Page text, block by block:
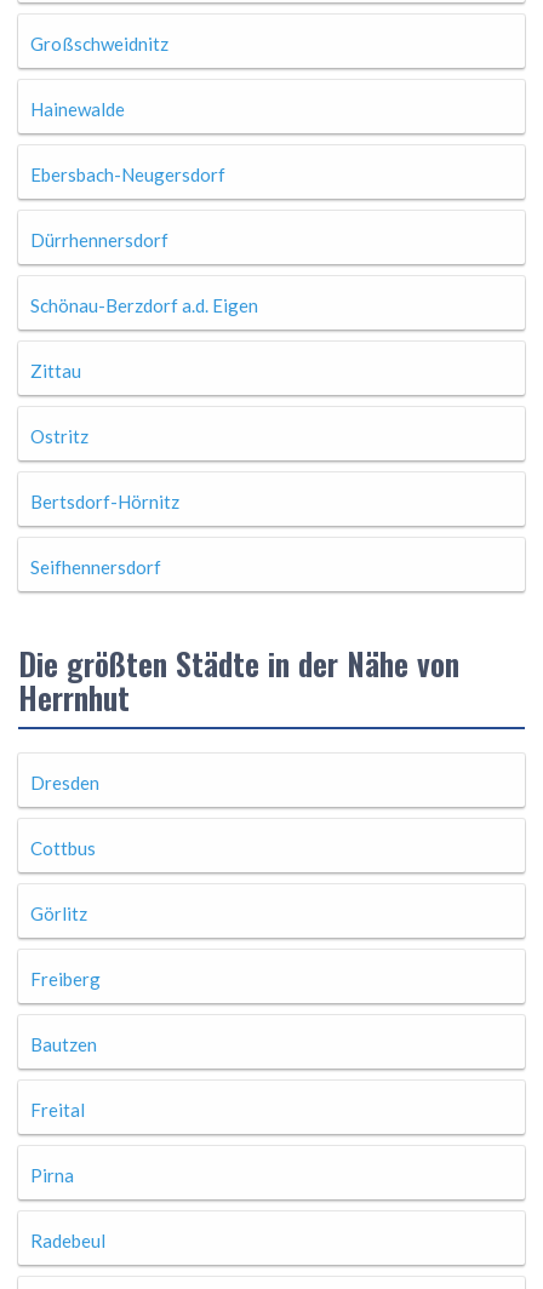
Großschweidnitz
Hainewalde
Ebersbach-Neugersdorf
Dürrhennersdorf
Schönau-Berzdorf a.d. Eigen
Zittau
Ostritz
Bertsdorf-Hörnitz
Seifhennersdorf
Die größten Städte in der Nähe von
Herrnhut
Dresden
Cottbus
Görlitz
Freiberg
Bautzen
Freital
Pirna
Radebeul